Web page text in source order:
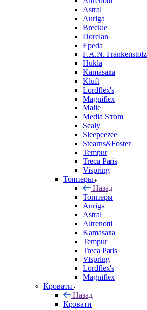
Astral
Auriga
Breckle
Dorelan
Epeda
F.A.N. Frankenstolz
Hukla
Kamasana
Kluft
Lordflex's
Magniflex
Malie
Media Strom
Sealy
Sleepeezee
Stearns&Foster
Tempur
Treca Paris
Vispring
Топперы
Назад
Топперы
Auriga
Astral
Altrenotti
Kamasana
Tempur
Treca Paris
Vispring
Lordflex's
Magniflex
Кровати
Назад
Кровати